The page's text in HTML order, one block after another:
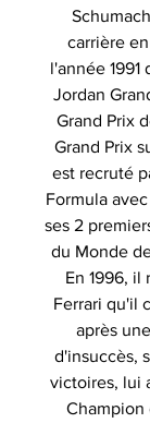
carrière
l'année
Jordan
Grand Prix
Grand Prix
est recruté
Formula
ses 2
du Monde
En 1996, il
Ferrari qu'il
après
d'insuccès,
victoires, lui
Champion